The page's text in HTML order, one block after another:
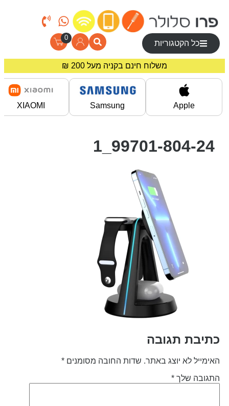
כל הקטגוריות
0
משלוח חינם בקניה מעל 200 ₪
מחירים מיוחדים לרוכשים באתר!
Apple
Samsung
XIAOMI
99701-804-24_1
תגובה
לא יוצג באתר. שדות החובה מסומנים*
שלך*